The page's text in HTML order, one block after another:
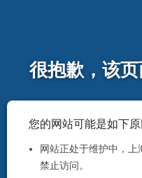
很抱歉，该页
您的网站可能是如下
网站正处于维护中，
禁止访问。